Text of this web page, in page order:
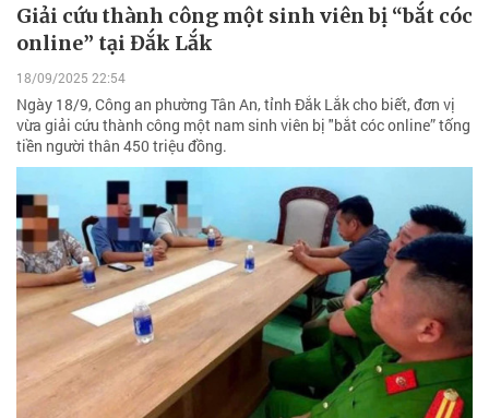
Giải cứu thành công một sinh viên bị “bắt cóc
online” tại Đắk Lắk
18/09/2025 22:54
Ngày 18/9, Công an phường Tân An, tỉnh Đắk Lắk cho biết, đơn vị
vừa giải cứu thành công một nam sinh viên bị "bắt cóc online” tống
tiền người thân 450 triệu đồng.